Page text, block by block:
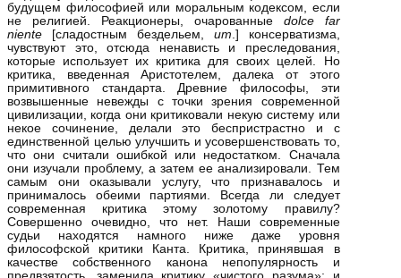
будущем философией или моральным кодексом, если
не религией. Реакционеры, очарованные dolce far
niente [сладостным бездельем, ит .] консерватизма,
чувствуют это, отсюда ненависть и преследования,
которые использует их критика для своих целей. Но
критика, введенная Аристотелем, далека от этого
примитивного стандарта. Древние философы, эти
возвышенные невежды с точки зрения современной
цивилизации, когда они критиковали некую систему или
некое сочинение, делали это беспристрастно и с
единственной целью улучшить и усовершенствовать то,
что они считали ошибкой или недостатком. Сначала
они изучали проблему, а затем ее анализировали. Тем
самым они оказывали услугу, что признавалось и
принималось обеими партиями. Всегда ли следует
современная критика этому золотому правилу?
Совершенно очевидно, что нет. Наши современные
судьи находятся намного ниже даже уровня
философской критики Канта. Критика, принявшая в
качестве собственного канона непопулярность и